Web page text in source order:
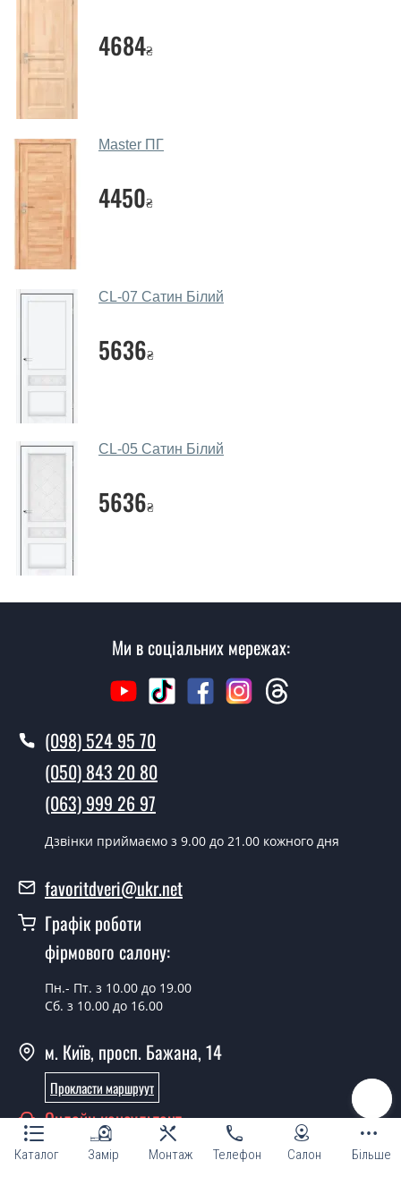
Каталог Замір Монтаж Телефон Салон Більше
Чи допомагаєте ви вибрати дверні
месенджери, онлайн-чат або безпосередньо в нашому
Які основні особливості та переваги
ваших міжкімнатних дверей?
Каркас полотна міжкімнатних дверей виготовляється з
євробрусу (власного сушіння), що покривається МДФ
накладками товщиною 20 мм. Завдяки такій товщині
МДФ, вся конструкція виходить дуже міцною та
надійною.
Які дверні полотна порадите?
Наші рекомендації залежать від необхідних
параметрів, бюджету та інших факторів. Підбір
дверних полотен проводиться індивідуально для
кожного відвідувача.
Так, робимо. Наші фахівці можуть зробити замір та
собою каталоги кольорів та візерунків. Після виміру та
консультації Ви можете оформити заявку, не
Ви робите установку дверних
Так робимо. Монтаж дверних полотен проводиться
згідно з чергою, у всі дні крім неділі.
Скільки коштує встановлення дверей
Master Полустекло?
1800 грн.
Можна на сьогодні викликати
замірника?
У вас є в наявності готові дверні
Так, ми маємо великий асортимент готових дверних
полотен.
Ви робите нестандартні міжкімнатні
двері?
4684₴
Master ПГ
4450₴
CL-07 Сатин Білий
5636₴
CL-05 Сатин Білий
5636₴
Ми в соціальних мережах:
(098) 524 95 70
(050) 843 20 80
(063) 999 26 97
Дзвінки приймаємо з 9.00 до 21.00 кожного дня
favoritdveri@ukr.net
Графік роботи
фірмового салону:
Пн.- Пт. з 10.00 до 19.00
Сб. з 10.00 до 16.00
м. Київ, просп. Бажана, 14
Прокласти маршруут
Онлайн консультант